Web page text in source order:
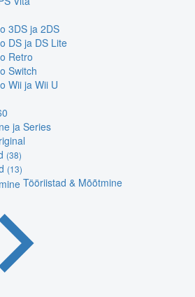
3DS ja 2DS
DS ja DS Lite
Retro
Switch
Wii ja Wii U
ja Series
(38)
(13)
Tööriistad & Mõõtmine